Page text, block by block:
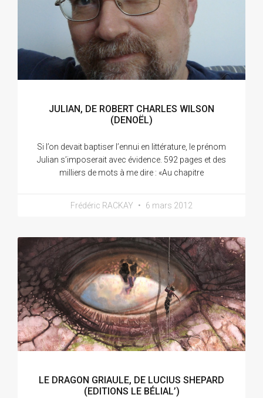
JULIAN, DE ROBERT CHARLES WILSON
(DENOËL)
Si l’on devait baptiser l’ennui en littérature, le prénom
Julian s’imposerait avec évidence. 592 pages et des
milliers de mots à me dire : «Au chapitre
Frédéric RACKAY 6 mars 2012
LE DRAGON GRIAULE, DE LUCIUS SHEPARD
(EDITIONS LE BÉLIAL’)